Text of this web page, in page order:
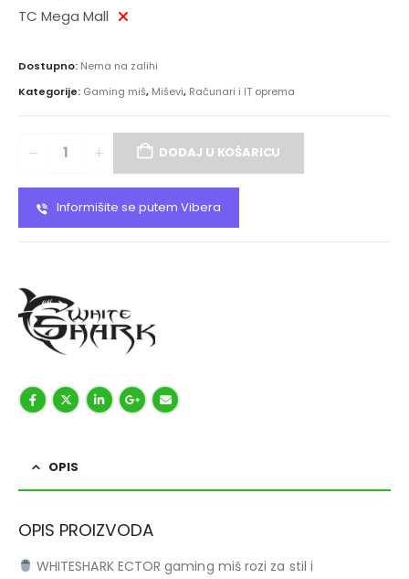
TC Mega Mall
Dostupno: Nema na zalihi
Kategorije: Gaming miš, Miševi, Računari i IT oprema
DODAJ U KOŠARICU
Informišite se putem Vibera
OPIS
OPIS PROIZVODA
WHITESHARK ECTOR gaming miš rozi za stil i